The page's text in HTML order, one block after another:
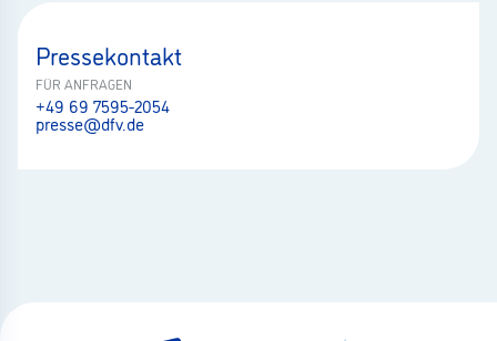
Pressekontakt
FÜR ANFRAGEN
+49 69 7595-2054
presse@dfv.de